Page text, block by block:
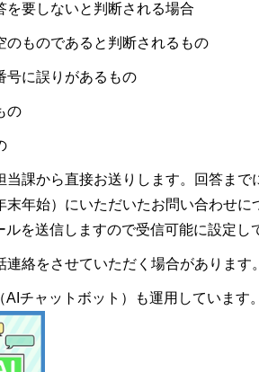
を要しないと判断される場合
のものであると判断されるもの
号に誤りがあるもの
の
当課から直接お送りします。回答ま
末年始）にいただいたお問い合わせ
ルを送信しますので受信可能に設定し
連絡をさせていただく場合がありま
チャットボット）も運用しています